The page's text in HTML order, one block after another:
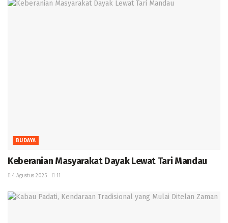
BUDAYA
Keberanian Masyarakat Dayak Lewat Tari Mandau ‎
4 Agustus 2025 11